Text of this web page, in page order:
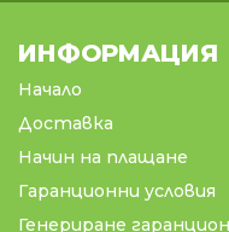
ИНФОРМАЦИЯ
Начало
Доставка
Начин на плащане
Гаранционни условия
Генериране